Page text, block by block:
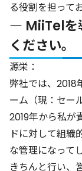
る役割を担って
― MiiTelを
ください。
源栄：
弊社では、2018
ーム（現：セー
2019年から私が
ドに対して組織
な管理になって
きちんと行い、